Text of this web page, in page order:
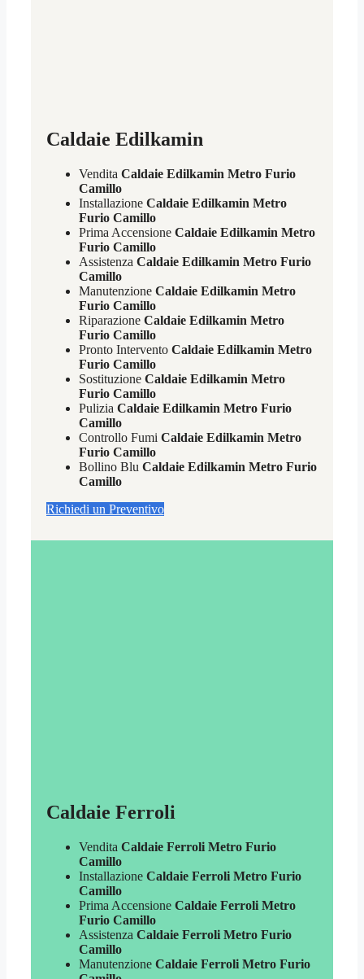
Caldaie Edilkamin
Vendita Caldaie Edilkamin Metro Furio
Camillo
Installazione Caldaie Edilkamin Metro
Furio Camillo
Prima Accensione Caldaie Edilkamin Metro
Furio Camillo
Assistenza Caldaie Edilkamin Metro Furio
Camillo
Manutenzione Caldaie Edilkamin Metro
Furio Camillo
Riparazione Caldaie Edilkamin Metro
Furio Camillo
Pronto Intervento Caldaie Edilkamin Metro
Furio Camillo
Sostituzione Caldaie Edilkamin Metro
Furio Camillo
Pulizia Caldaie Edilkamin Metro Furio
Camillo
Controllo Fumi Caldaie Edilkamin Metro
Furio Camillo
Bollino Blu Caldaie Edilkamin Metro Furio
Camillo
Richiedi un Preventivo
Caldaie Ferroli
Vendita Caldaie Ferroli Metro Furio
Camillo
Installazione Caldaie Ferroli Metro Furio
Camillo
Prima Accensione Caldaie Ferroli Metro
Furio Camillo
Assistenza Caldaie Ferroli Metro Furio
Camillo
Manutenzione Caldaie Ferroli Metro Furio